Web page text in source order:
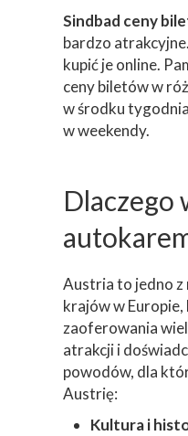
Sindbad ceny
bardzo
kupić je online.
ceny biletów w
w środku
w weekendy.
Dlaczego
Austria to jedno z
krajów w
zaoferowania
atrakcji i
powodów, dla
Austrię:
Kultura i